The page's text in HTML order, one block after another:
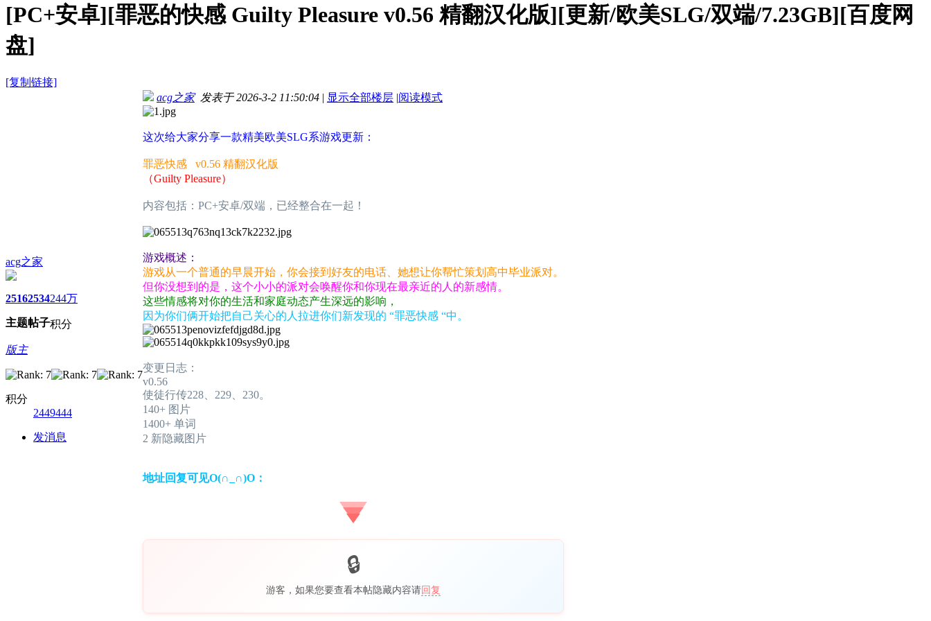
[PC+安卓][罪恶的快感 Guilty Pleasure v0.56 精翻汉化版][更新/欧美SLG/双端/7.23GB][百度网
盘]
[复制链接]
acg之家
2516
主题
2534
帖子
244万
积分
版主
积分
2449444
发消息
acg之家发表于 2026-3-2 11:50:04 | 显示全部楼层 |阅读模式
这次给大家分享一款精美欧美SLG系游戏更新：
罪恶快感 v0.56 精翻汉化版
（Guilty Pleasure）
内容包括：PC+安卓/双端，已经整合在一起！
游戏概述：
游戏从一个普通的早晨开始，你会接到好友的电话、她想让你帮忙策划高中毕业派对。
但你没想到的是，这个小小的派对会唤醒你和你现在最亲近的人的新感情。
这些情感将对你的生活和家庭动态产生深远的影响，
因为你们俩开始把自己关心的人拉进你们新发现的 “罪恶快感 “中。
变更日志：
v0.56
使徒行传228、229、230。
140+ 图片
1400+ 单词
2 新隐藏图片
地址回复可见O(∩_∩)O：
游客，如果您要查看本帖隐藏内容请回复